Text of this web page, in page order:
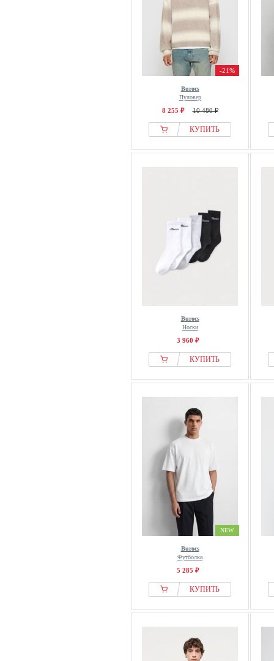
-21%
Burocs
Пуловер
8 255 ₽ 10 480 ₽
КУПИТЬ
Burocs
Носки
3 960 ₽
КУПИТЬ
NEW
Burocs
Футболка
5 285 ₽
КУПИТЬ